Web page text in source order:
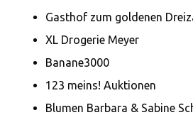
Gasthof zum goldenen
XL Drogerie Meyer
Banane3000
123 meins! Auktionen
Blumen Barbara & Sabine